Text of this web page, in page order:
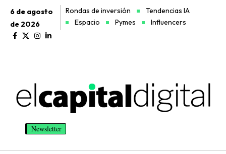
6 de agosto
de 2026
Rondas de inversión
Tendencias IA
Espacio
Pymes Influencers
Newsletter